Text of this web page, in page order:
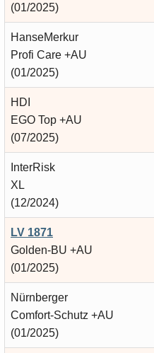
(01/2025)
HanseMerkur
Profi Care +AU
(01/2025)
HDI
EGO Top +AU
(07/2025)
InterRisk
XL
(12/2024)
LV 1871
Golden-BU +AU
(01/2025)
Nürnberger
Comfort-Schutz +AU
(01/2025)